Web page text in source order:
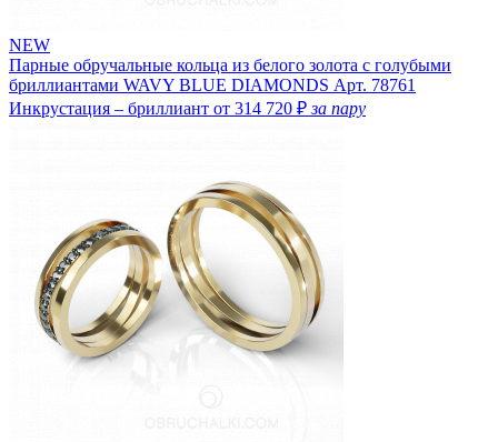
NEW
Парные обручальные кольца из белого золота с голубыми
бриллиантами WAVY BLUE DIAMONDS Арт. 78761
Инкрустация – бриллиант от 314 720 ₽за пару